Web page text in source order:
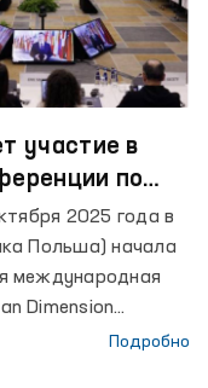
участие в
по
2025 года в
Польша) начала
международная
Dimension
Подробно